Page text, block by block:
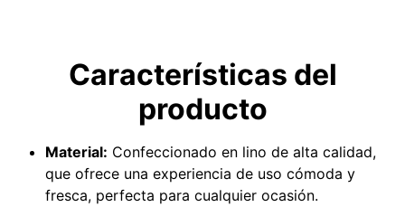
Características del
producto
Material: Confeccionado en lino de alta calidad,
que ofrece una experiencia de uso cómoda y
fresca, perfecta para cualquier ocasión.